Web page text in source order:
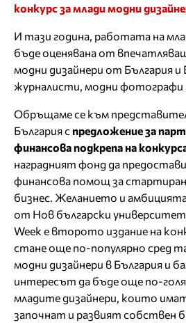
конкурс за млади модни
И тази година, работата на
бъде оценявана от
модни дизайнери от България
журналисти, модни фотографи
Обръщаме се към
България с предложение за
финансова подкрепа на
наградният фонд да
финансова помощ за
бизнес. Желанието и
от Нов български университет
Week е второто издание на
стане още по-популярно сред
модни дизайнери в България и
интересът да бъде още по-
младите дизайнери, които
започнат и развият собствен